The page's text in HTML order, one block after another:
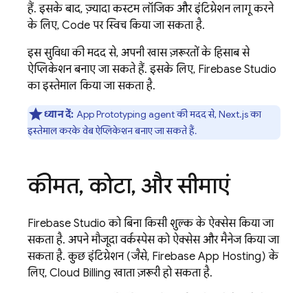
हैं. इसके बाद, ज़्यादा कस्टम लॉजिक और इंटिग्रेशन लागू करने
के लिए, Code पर स्विच किया जा सकता है.
इस सुविधा की मदद से, अपनी खास ज़रूरतों के हिसाब से
ऐप्लिकेशन बनाए जा सकते हैं. इसके लिए, Firebase Studio
का इस्तेमाल किया जा सकता है.
ध्यान दें: App Prototyping agentकी मदद से, Next.js का
इस्तेमाल करके वेब ऐप्लिकेशन बनाए जा सकते हैं.
कीमत,कोटा, और सीमाएं
Firebase Studio को बिना किसी शुल्क के ऐक्सेस किया जा
सकता है. अपने मौजूदा वर्कस्पेस को ऐक्सेस और मैनेज किया जा
सकता है. कुछ इंटिग्रेशन (जैसे, Firebase App Hosting) के
लिए, Cloud Billing खाता ज़रूरी हो सकता है.